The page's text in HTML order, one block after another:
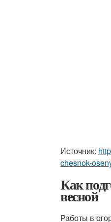
Источник:
chesnok-
Как
весной
Работы в